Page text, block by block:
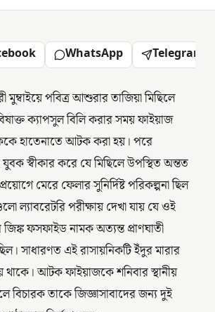
WhatsApp Telegram
মুম্বাইয়ে পবিত্র আশুরার তাজিয়া মিছিলে
ক্যাপসুল বিলি করার সময় ফাইয়াজ
হাতেনাতে আটক করা হয়। পরে
স্বীকার করে যে মিছিলে উপস্থিত অন্তত
মেরে ফেলার সুনির্দিষ্ট পরিকল্পনা ছিল
ল্যাবরেটরি পরীক্ষায় দেখা যায় যে ওই
ফসফাইড নামক অত্যন্ত প্রাণঘাতী
সাধারণত এই রাসায়নিকটি ইঁদুর মারার
থাকে। আটক ফাইয়াজকে শনিবার স্থানীয়
বিচারক তাকে জিজ্ঞাসাবাদের জন্য দুই